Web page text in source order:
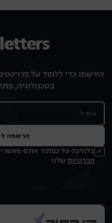
הירשמו כדי ללמוד על
בטכנולוגיה,
הרשמה
בלחיצה על כפתור אתם
הפרטיותשלנו